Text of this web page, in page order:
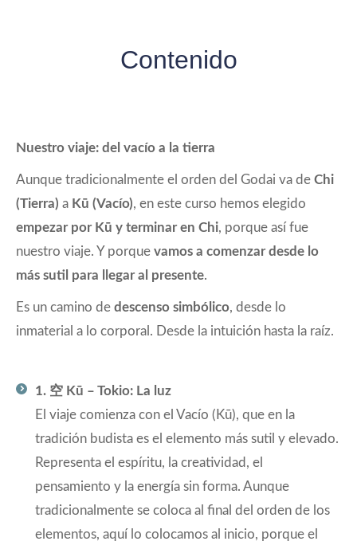
Contenido
Nuestro viaje: del vacío a la tierra
Aunque tradicionalmente el orden del Godai va de Chi
(Tierra) a Kū (Vacío), en este curso hemos elegido
empezar por Kū y terminar en Chi, porque así fue
nuestro viaje. Y porque vamos a comenzar desde lo
más sutil para llegar al presente.
Es un camino de descenso simbólico, desde lo
inmaterial a lo corporal. Desde la intuición hasta la raíz.
1. 空 Kū – Tokio: La luz
El viaje comienza con el Vacío (Kū), que en la
tradición budista es el elemento más sutil y elevado.
Representa el espíritu, la creatividad, el
pensamiento y la energía sin forma. Aunque
tradicionalmente se coloca al final del orden de los
elementos, aquí lo colocamos al inicio, porque el